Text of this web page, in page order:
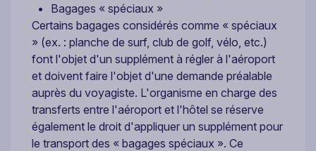
Bagages « spéciaux »
Certains bagages considérés comme « spéciaux
» (ex. : planche de surf, club de golf, vélo, etc.)
font l'objet d'un supplément à régler à l'aéroport
et doivent faire l'objet d'une demande préalable
auprès du voyagiste. L'organisme en charge des
transferts entre l'aéroport et l'hôtel se réserve
également le droit d'appliquer un supplément pour
le transport des « bagages spéciaux ». Ce